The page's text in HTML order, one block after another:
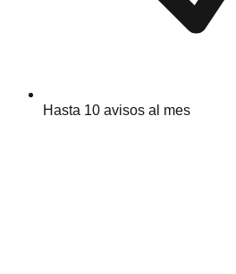
Hasta 10 avisos al mes